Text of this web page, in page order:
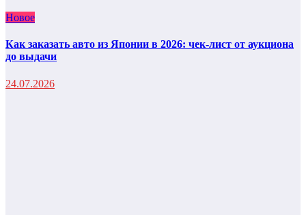
Новое
Как заказать авто из Японии в 2026: чек-лист от аукциона
до выдачи
24.07.2026